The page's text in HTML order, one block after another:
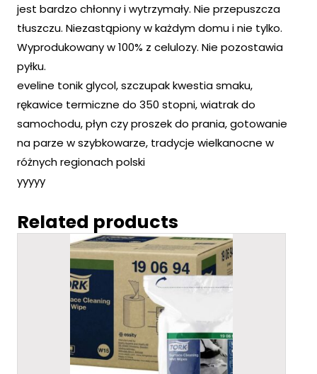
jest bardzo chłonny i wytrzymały. Nie przepuszcza
tłuszczu. Niezastąpiony w każdym domu i nie tylko.
Wyprodukowany w 100% z celulozy. Nie pozostawia
pyłku.
eveline tonik glycol, szczupak kwestia smaku,
rękawice termiczne do 350 stopni, wiatrak do
samochodu, płyn czy proszek do prania, gotowanie
na parze w szybkowarze, tradycje wielkanocne w
różnych regionach polski
yyyyy
Related products